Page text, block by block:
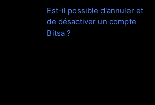
Est-il possible d'annuler et
de désactiver un compte
Bitsa ?